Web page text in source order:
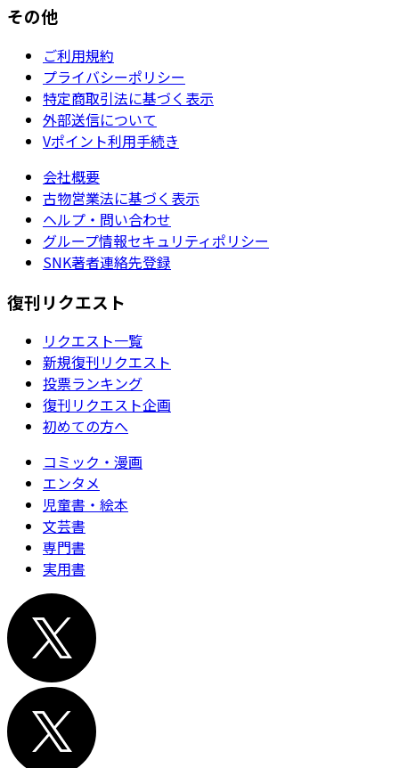
その他
ご利用規約
プライバシーポリシー
特定商取引法に基づく表示
外部送信について
Vポイント利用手続き
会社概要
古物営業法に基づく表示
ヘルプ・問い合わせ
グループ情報セキュリティポリシー
SNK著者連絡先登録
復刊リクエスト
リクエスト一覧
新規復刊リクエスト
投票ランキング
復刊リクエスト企画
初めての方へ
コミック・漫画
エンタメ
児童書・絵本
文芸書
専門書
実用書